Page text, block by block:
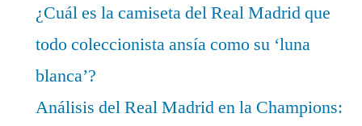
¿Cuál es la camiseta del Real Madrid que
todo coleccionista ansía como su ‘luna
blanca’?
Análisis del Real Madrid en la Champions: